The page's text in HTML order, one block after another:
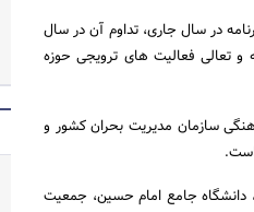
در سال جاری، تداوم آن در سال
و تعالی فعالیت های ترویجی حوزه
سازمان مدیریت بحران کشور و
دانشگاه جامع امام حسین، جمعیت